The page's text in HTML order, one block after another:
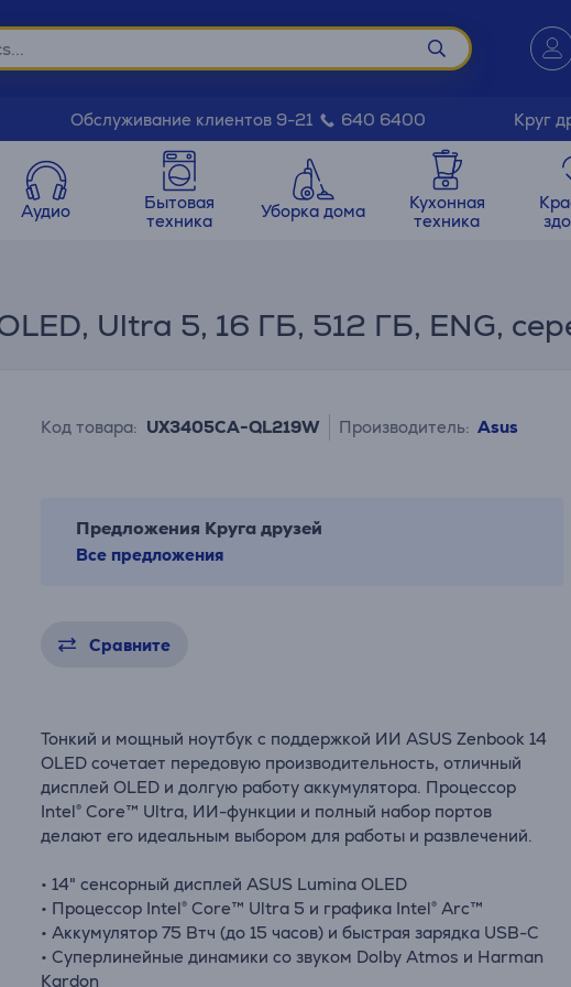
Обслуживание клиентов 9-21 640 6400 Круг
Аудио
Бытовая
техника
Уборка дома
Кухонная
техника
Ultra 5, 16 ГБ, 512 ГБ, ENG,
Код товара: UX3405CA-QL219W Производитель: Asus
Предложения Круга друзей
Все предложения
Сравните
Тонкий и мощный ноутбук с поддержкой ИИ ASUS Zenbook 14
OLED сочетает передовую производительность, отличный
дисплей OLED и долгую работу аккумулятора. Процессор
Intel® Core™ Ultra, ИИ-функции и полный набор портов
делают его идеальным выбором для работы и развлечений.
• 14" сенсорный дисплей ASUS Lumina OLED
• Процессор Intel® Core™ Ultra 5 и графика Intel® Arc™
• Аккумулятор 75 Втч (до 15 часов) и быстрая зарядка USB-C
• Суперлинейные динамики со звуком Dolby Atmos и Harman
Kardon